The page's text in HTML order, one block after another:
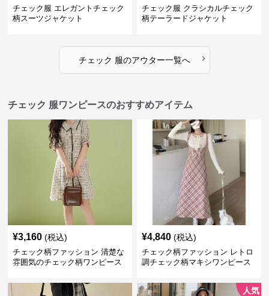
チェック服 エレガントチェック
柄スーツジャケット
チェック服 クラシカルチェック
柄テーラードジャケット
チェック 服のアウター一覧へ ›
チェック 服ワンピースのおすすめアイテム
¥3,160 (税込)
チェック柄ファッション 清楚な
雰囲気のチェック柄ワンピース
¥4,840 (税込)
チェック柄ファッション レトロ
調チェック柄マキシワンピース
人気